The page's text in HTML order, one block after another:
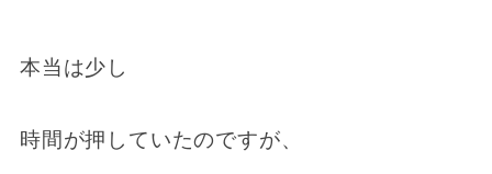
本当は少し
時間が押していたのですが、